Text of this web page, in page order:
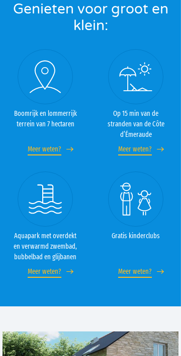
Genieten voor groot en
klein:
Boomrijk en lommerrijk
terrein van 7 hectaren
Meer weten?
Op 15 min van de
stranden van de Côte
d’Émeraude
Meer weten?
Aquapark met overdekt
en verwarmd zwembad,
bubbelbad en glijbanen
Meer weten?
Gratis kinderclubs
Meer weten?